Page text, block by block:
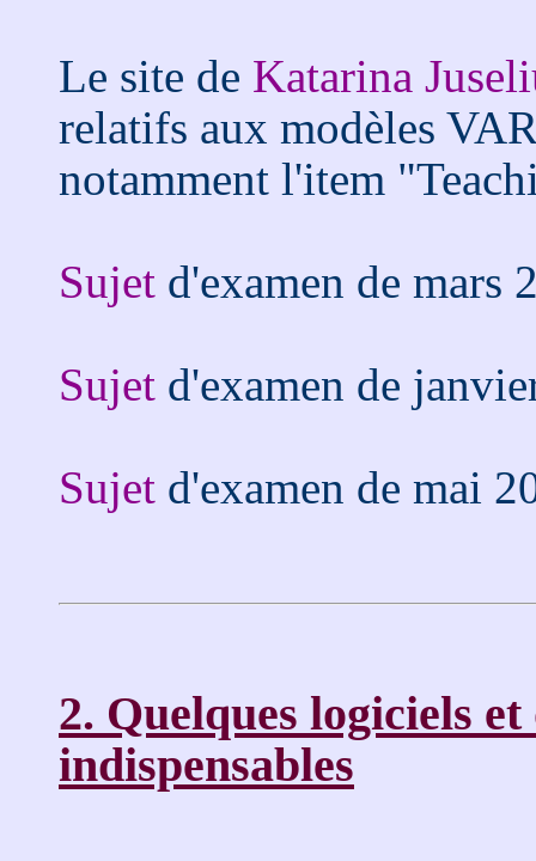
Le site de Katarina
relatifs aux modèles
notamment l'item
Sujet d'examen de mars
Sujet d'examen de
Sujet d'examen de mai
2. Quelques logiciels
indispensables